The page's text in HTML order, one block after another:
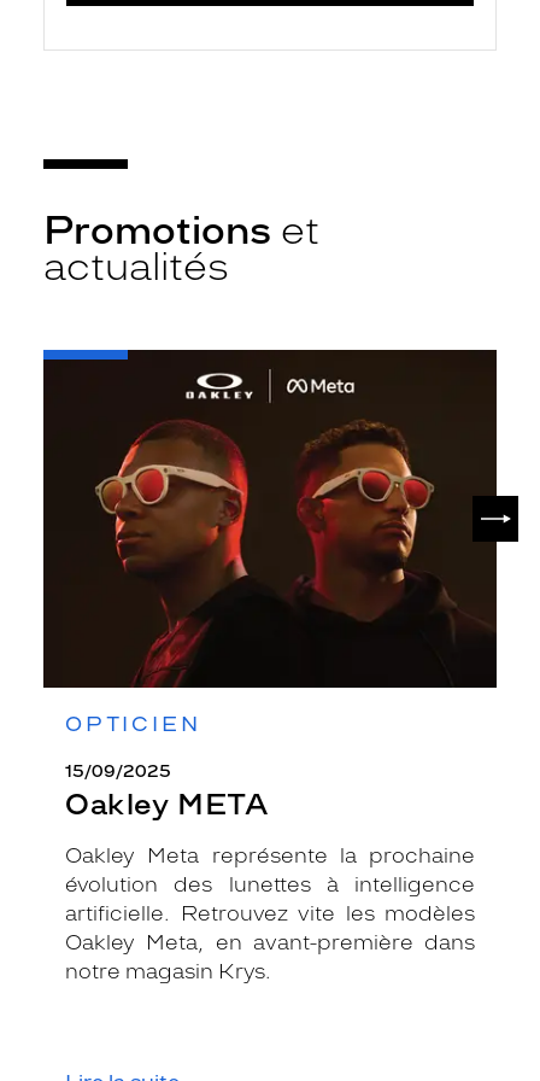
Promotions et
actualités
OPTICIEN
15/09/2025
Oakley META
Oakley Meta représente la prochaine
évolution des lunettes à intelligence
artificielle. Retrouvez vite les modèles
Oakley Meta, en avant-première dans
notre magasin Krys.
-